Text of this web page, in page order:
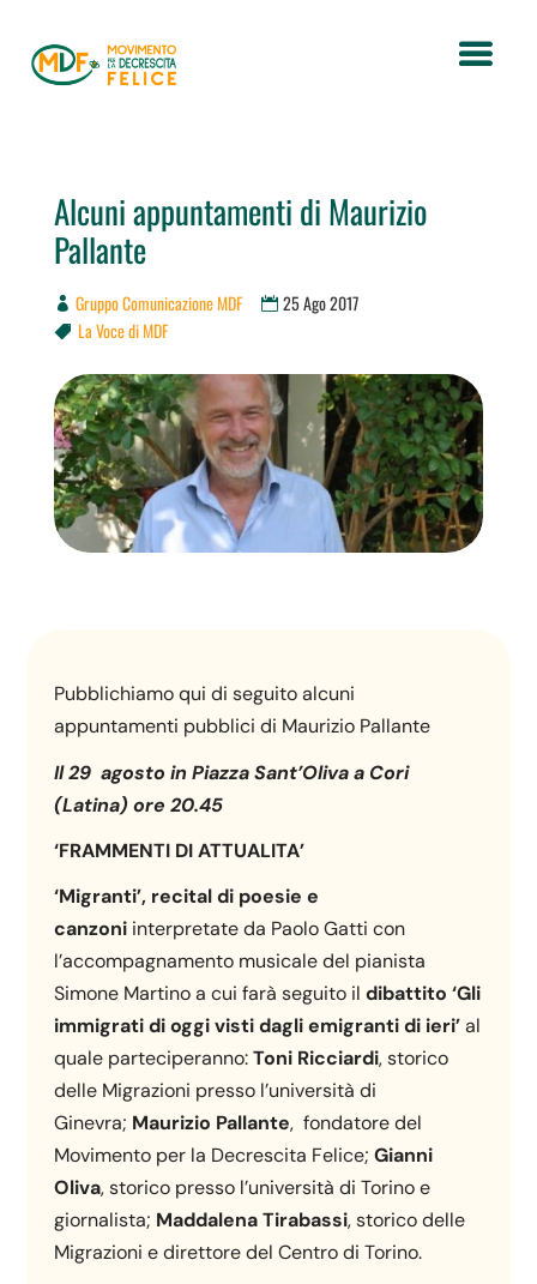
Alcuni appuntamenti di Maurizio
Pallante
Gruppo Comunicazione MDF 25 Ago 2017
 La Voce di MDF
Pubblichiamo qui di seguito alcuni
appuntamenti pubblici di Maurizio Pallante
Il 29 agosto in Piazza Sant’Oliva a Cori
(Latina) ore 20.45
‘FRAMMENTI DI ATTUALITA’
‘Migranti’, recital di poesie e
canzoni interpretate da Paolo Gatti con
l’accompagnamento musicale del pianista
Simone Martino a cui farà seguito ildibattito ‘Gli
immigrati di oggi visti dagli emigranti di ieri’al
quale parteciperanno:Toni Ricciardi, storico
delle Migrazioni presso l’università di
Ginevra; Maurizio Pallante, fondatore del
Movimento per la Decrescita Felice;Gianni
Oliva, storico presso l’università di Torino e
giornalista; Maddalena Tirabassi, storico delle
Migrazioni e direttore del Centro di Torino.